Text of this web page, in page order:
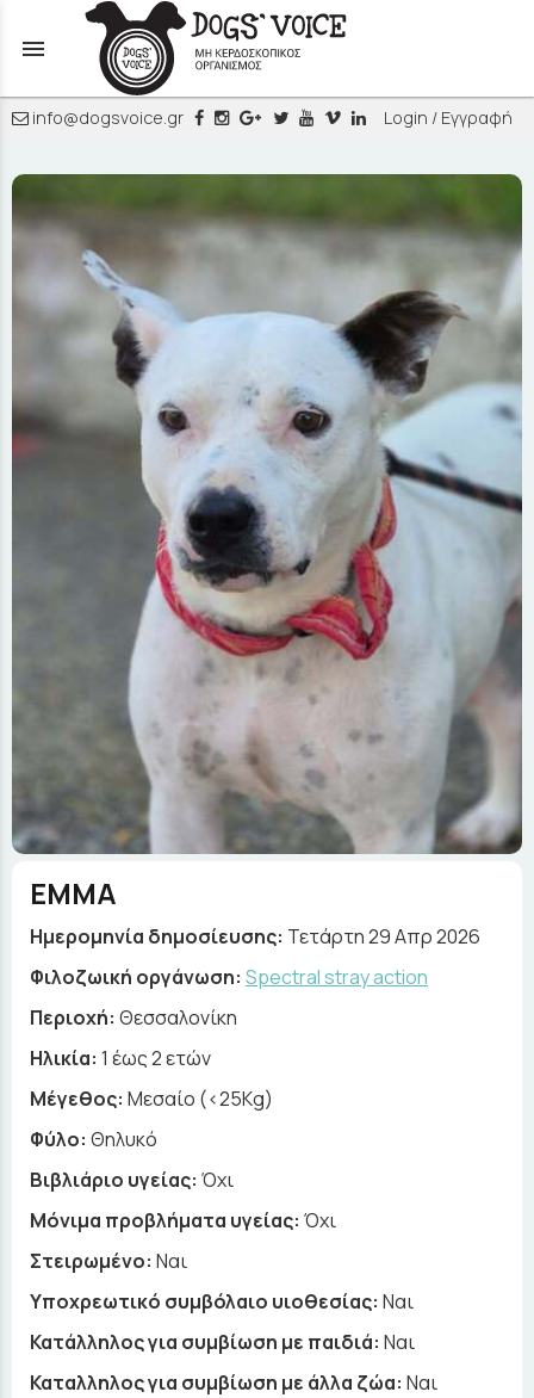
menu
info@dogsvoice.gr Login / Εγγραφή
ΕΜΜΑ
Ημερομηνία δημοσίευσης: Τετάρτη 29 Απρ 2026
Φιλοζωική οργάνωση: Spectral stray action
Περιοχή: Θεσσαλονίκη
Ηλικία: 1 έως 2 ετών
Μέγεθος: Μεσαίο (<25Kg)
Φύλο: Θηλυκό
Βιβλιάριο υγείας: Όχι
Μόνιμα προβλήματα υγείας: Όχι
Στειρωμένο: Ναι
Υποχρεωτικό συμβόλαιο υιοθεσίας: Ναι
Κατάλληλος για συμβίωση με παιδιά: Ναι
Καταλληλος για συμβίωση με άλλα ζώα: Ναι